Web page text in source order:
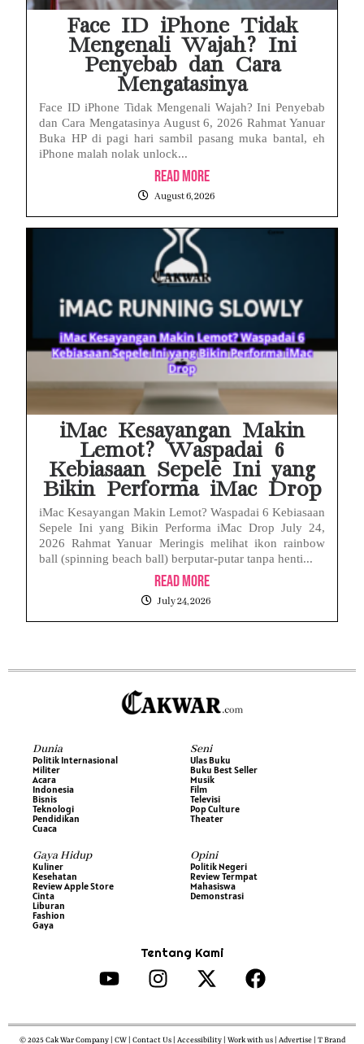
Face ID iPhone Tidak
Mengenali Wajah? Ini
Penyebab dan Cara
Mengatasinya
Face ID iPhone Tidak Mengenali Wajah? Ini Penyebab
dan Cara Mengatasinya August 6, 2026 Rahmat Yanuar
Buka HP di pagi hari sambil pasang muka bantal, eh
iPhone malah nolak unlock...
Read More
August 6, 2026
iMac Kesayangan Makin
Lemot? Waspadai 6
Kebiasaan Sepele Ini yang
Bikin Performa iMac Drop
iMac Kesayangan Makin Lemot? Waspadai 6 Kebiasaan
Sepele Ini yang Bikin Performa iMac Drop July 24,
2026 Rahmat Yanuar Meringis melihat ikon rainbow
ball (spinning beach ball) berputar-putar tanpa henti...
Read More
July 24, 2026
Dunia
Politik Internasional
Militer
Acara
Indonesia
Bisnis
Teknologi
Pendidikan
Cuaca
Seni
Ulas Buku
Buku Best Seller
Musik
Film
Televisi
Pop Culture
Theater
Gaya Hidup
Kuliner
Kesehatan
Review Apple Store
Cinta
Liburan
Fashion
Gaya
Opini
Politik Negeri
Review Termpat
Mahasiswa
Demonstrasi
Tentang Kami
© 2025 Cak War Company | CW | Contact Us | Accessibility | Work with us | Advertise | T Brand